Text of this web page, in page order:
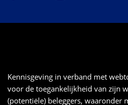
Kennisgeving in verband met
voor de toegankelijkheid van zijn
(potentiële) beleggers, waaronder